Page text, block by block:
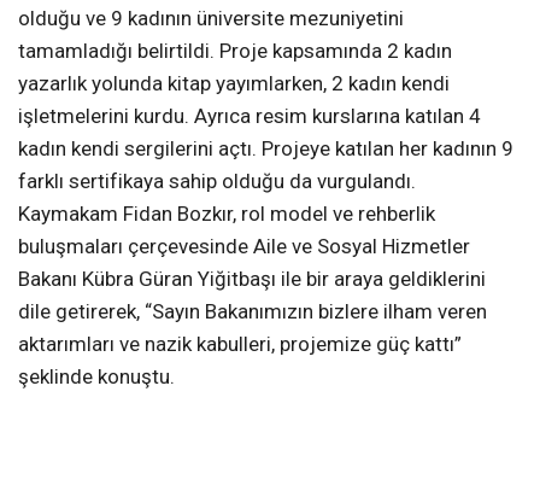
olduğu ve 9 kadının üniversite mezuniyetini
tamamladığı belirtildi. Proje kapsamında 2 kadın
yazarlık yolunda kitap yayımlarken, 2 kadın kendi
işletmelerini kurdu. Ayrıca resim kurslarına katılan 4
kadın kendi sergilerini açtı. Projeye katılan her kadının 9
farklı sertifikaya sahip olduğu da vurgulandı.
Kaymakam Fidan Bozkır, rol model ve rehberlik
buluşmaları çerçevesinde Aile ve Sosyal Hizmetler
Bakanı Kübra Güran Yiğitbaşı ile bir araya geldiklerini
dile getirerek, “Sayın Bakanımızın bizlere ilham veren
aktarımları ve nazik kabulleri, projemize güç kattı”
şeklinde konuştu.